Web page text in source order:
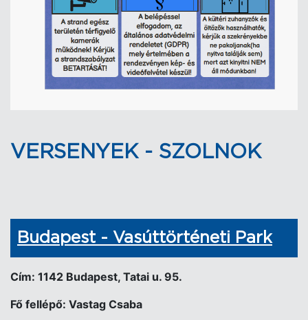
VERSENYEK - SZOLNOK
Budapest - Vasúttörténeti Park
Cím: 1142 Budapest, Tatai u. 95.
Fő fellépő: Vastag Csaba